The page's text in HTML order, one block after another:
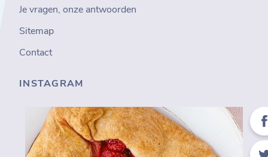
Je vragen, onze antwoorden
Sitemap
Contact
INSTAGRAM